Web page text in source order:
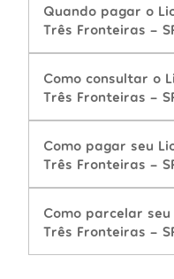
Quando pagar o
Três Fronteiras -
Como consultar o
Três Fronteiras -
Como pagar seu
Três Fronteiras -
Como parcelar
Três Fronteiras -